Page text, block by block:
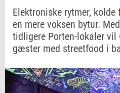
Elektroniske rytmer,
en mere voksen bytur.
tidligere Porten-lokaler vil
gæster med streetfood i